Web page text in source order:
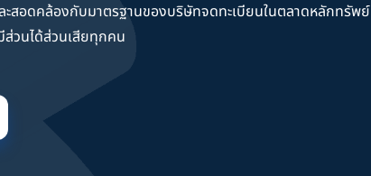
สอดคล้องกับมาตรฐานของบริษัทจดทะเบียนในตลาดหลักทรัพย์
วนได้ส่วนเสียทุกคน